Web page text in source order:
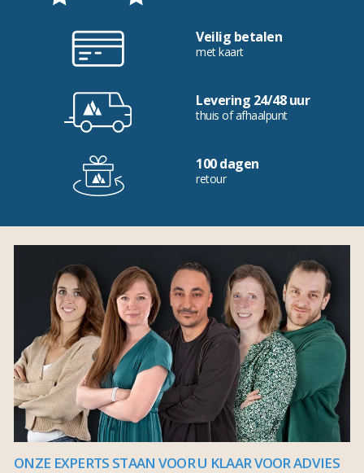
Veilig betalen
met kaart
Levering 24/48 uur
thuis of afhaalpunt
100 dagen
retour
ONZE EXPERTS STAAN VOOR U KLAAR VOOR ADVIES